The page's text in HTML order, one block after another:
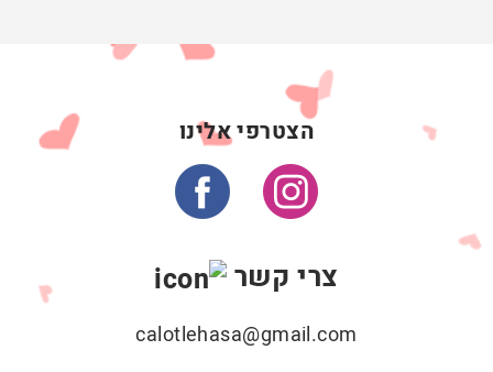
הצטרפי אלינו
צרי קשר
calotlehasa@gmail.com